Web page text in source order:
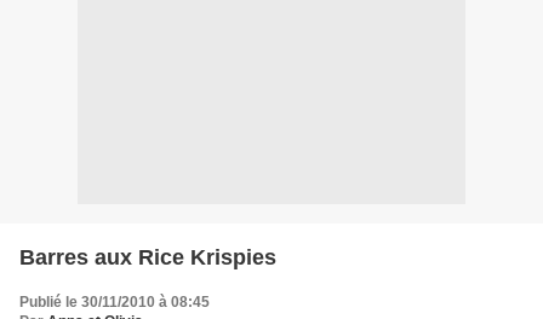
Barres aux Rice Krispies
Publié le 30/11/2010 à 08:45